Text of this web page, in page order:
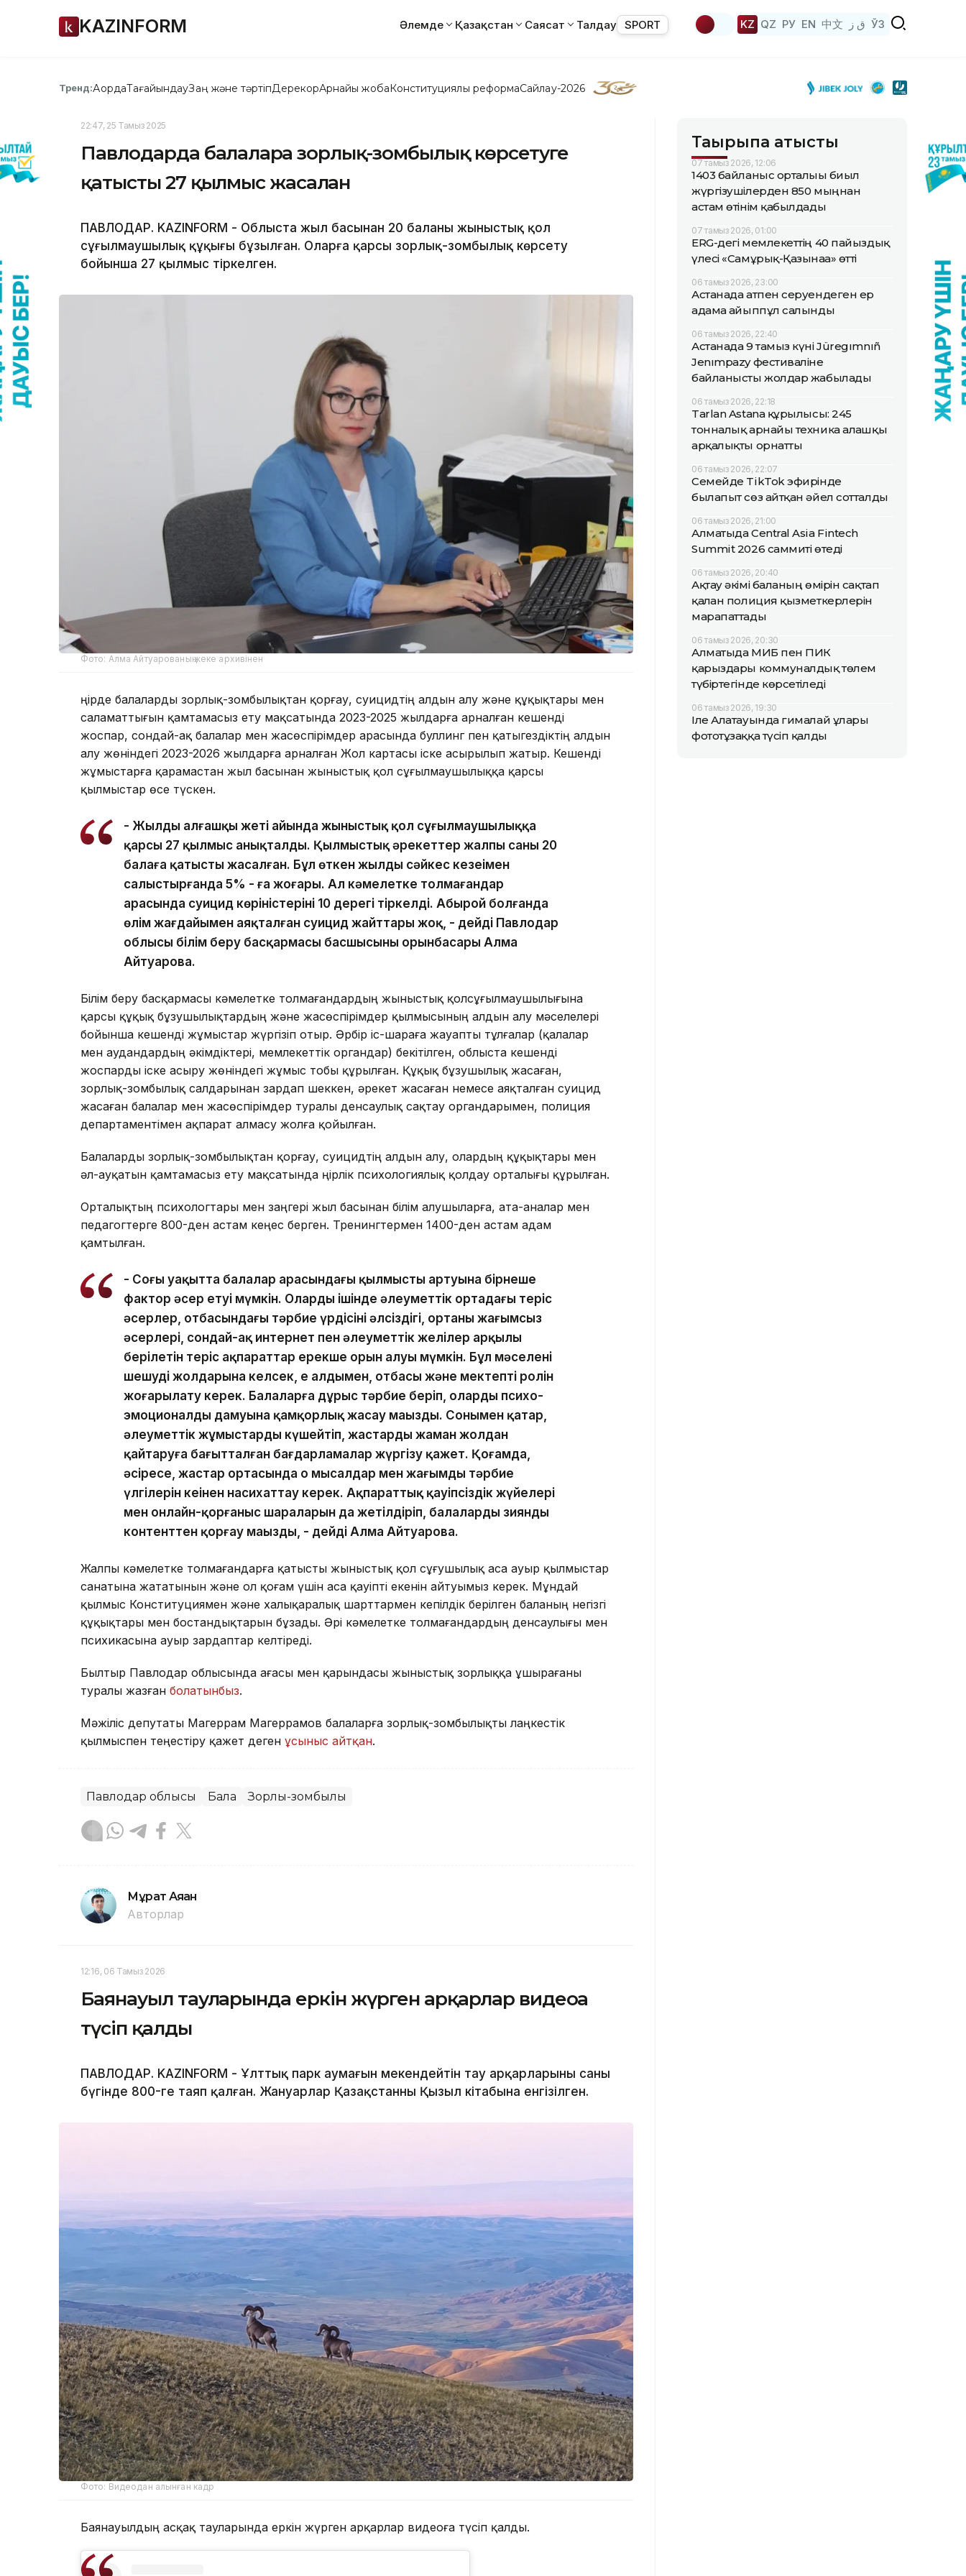
KAZINFORM Әлемде Қазақстан Саясат Талдау SPORT KZ QZ РУ EN 中文 ق ز ЎЗ
Тренд:АқордаТағайындауЗаң және тәртіпДерекқорАрнайы жобаКонституциялық реформаСайлау-2026
22:47, 25 Тамыз 2025
Павлодарда балаларға зорлық-зомбылық көрсетуге
қатысты 27 қылмыс жасалған
ПАВЛОДАР. KAZINFORM - Облыста жыл басынан 20 баланың жыныстық қол
сұғылмаушылық құқығы бұзылған. Оларға қарсы зорлық-зомбылық көрсету
бойынша 27 қылмыс тіркелген.
Фото: Алма Айтуарованың жеке архивінен
Өңірде балаларды зорлық-зомбылықтан қорғау, суицидтің алдын алу және құқықтары мен
саламаттығын қамтамасыз ету мақсатында 2023-2025 жылдарға арналған кешенді
жоспар, сондай-ақ балалар мен жасөспірімдер арасында буллинг пен қатыгездіктің алдын
алу жөніндегі 2023-2026 жылдарға арналған Жол картасы іске асырылып жатыр. Кешенді
жұмыстарға қарамастан жыл басынан жыныстық қол сұғылмаушылыққа қарсы
қылмыстар өсе түскен.
- Жылдың алғашқы жеті айында жыныстық қол сұғылмаушылыққа
қарсы 27 қылмыс анықталды. Қылмыстық әрекеттер жалпы саны 20
балаға қатысты жасалған. Бұл өткен жылдың сәйкес кезеңімен
салыстырғанда 5% - ға жоғары. Ал кәмелетке толмағандар
арасында суицид көріністерінің 10 дерегі тіркелді. Абырой болғанда
өлім жағдайымен аяқталған суицид жайттары жоқ, - дейді Павлодар
облысы білім беру басқармасы басшысының орынбасары Алма
Айтуарова.
Білім беру басқармасы кәмелетке толмағандардың жыныстық қолсұғылмаушылығына
қарсы құқық бұзушылықтардың және жасөспірімдер қылмысының алдын алу мәселелері
бойынша кешенді жұмыстар жүргізіп отыр. Әрбір іс-шараға жауапты тұлғалар (қалалар
мен аудандардың әкімдіктері, мемлекеттік органдар) бекітілген, облыста кешенді
жоспарды іске асыру жөніндегі жұмыс тобы құрылған. Құқық бұзушылық жасаған,
зорлық-зомбылық салдарынан зардап шеккен, әрекет жасаған немесе аяқталған суицид
жасаған балалар мен жасөспірімдер туралы денсаулық сақтау органдарымен, полиция
департаментімен ақпарат алмасу жолға қойылған.
Балаларды зорлық-зомбылықтан қорғау, суицидтің алдын алу, олардың құқықтары мен
әл-ауқатын қамтамасыз ету мақсатында Өңірлік психологиялық қолдау орталығы құрылған.
Орталықтың психологтары мен заңгері жыл басынан білім алушыларға, ата-аналар мен
педагогтерге 800-ден астам кеңес берген. Тренингтермен 1400-ден астам адам
қамтылған.
- Соңғы уақытта балалар арасындағы қылмыстың артуына бірнеше
фактор әсер етуі мүмкін. Олардың ішінде әлеуметтік ортадағы теріс
әсерлер, отбасындағы тәрбие үрдісінің әлсіздігі, ортаның жағымсыз
әсерлері, сондай-ақ интернет пен әлеуметтік желілер арқылы
берілетін теріс ақпараттар ерекше орын алуы мүмкін. Бұл мәселені
шешудің жолдарына келсек, ең алдымен, отбасы және мектептің ролін
жоғарылату керек. Балаларға дұрыс тәрбие беріп, олардың психо-
эмоционалды дамуына қамқорлық жасау маңызды. Сонымен қатар,
әлеуметтік жұмыстарды күшейтіп, жастарды жаман жолдан
қайтаруға бағытталған бағдарламалар жүргізу қажет. Қоғамда,
әсіресе, жастар ортасында оң мысалдар мен жағымды тәрбие
үлгілерін кеңінен насихаттау керек. Ақпараттық қауіпсіздік жүйелері
мен онлайн-қорғаныс шараларын да жетілдіріп, балаларды зиянды
контенттен қорғау маңызды, - дейді Алма Айтуарова.
Жалпы кәмелетке толмағандарға қатысты жыныстық қол сұғушылық аса ауыр қылмыстар
санатына жататынын және ол қоғам үшін аса қауіпті екенін айтуымыз керек. Мұндай
қылмыс Конституциямен және халықаралық шарттармен кепілдік берілген баланың негізгі
құқықтары мен бостандықтарын бұзады. Әрі кәмелетке толмағандардың денсаулығы мен
психикасына ауыр зардаптар келтіреді.
Былтыр Павлодар облысында ағасы мен қарындасы жыныстық зорлыққа ұшырағаны
туралы жазған болатынбыз.
Мәжіліс депутаты Магеррам Магеррамов балаларға зорлық-зомбылықты лаңкестік
қылмыспен теңестіру қажет деген ұсыныс айтқан.
Павлодар облысы Бала Зорлық-зомбылық
Мұрат Аяған
Авторлар
12:16, 06 Тамыз 2026
Баянауыл тауларында еркін жүрген арқарлар видеоға
түсіп қалды
ПАВЛОДАР. KAZINFORM - Ұлттық парк аумағын мекендейтін тау арқарларының саны
бүгінде 800-ге таяп қалған. Жануарлар Қазақстанның Қызыл кітабына енгізілген.
Фото: Видеодан алынған кадр
Баянауылдың асқақ тауларында еркін жүрген арқарлар видеоға түсіп қалды.
Тақырыпқа қатысты
07 тамыз 2026, 12:06
1403 байланыс орталығы биыл
жүргізушілерден 850 мыңнан
астам өтінім қабылдады
07 тамыз 2026, 01:00
ERG-дегі мемлекеттің 40 пайыздық
үлесі «Самұрық-Қазынаға» өтті
06 тамыз 2026, 23:00
Астанада атпен серуендеген ер
адамға айыппұл салынды
06 тамыз 2026, 22:40
Астанада 9 тамыз күні Jüregımnıñ
Jenımpazy фестиваліне
байланысты жолдар жабылады
06 тамыз 2026, 22:18
Tarlan Astana құрылысы: 245
тонналық арнайы техника алғашқы
арқалықты орнатты
06 тамыз 2026, 22:07
Семейде TikTok эфирінде
былапыт сөз айтқан әйел сотталды
06 тамыз 2026, 21:00
Алматыда Central Asia Fintech
Summit 2026 саммиті өтеді
06 тамыз 2026, 20:40
Ақтау әкімі баланың өмірін сақтап
қалған полиция қызметкерлерін
марапаттады
06 тамыз 2026, 20:30
Алматыда МИБ пен ПИК
қарыздары коммуналдық төлем
түбіртегінде көрсетіледі
06 тамыз 2026, 19:30
Іле Алатауында гималай ұлары
фототұзаққа түсіп қалды